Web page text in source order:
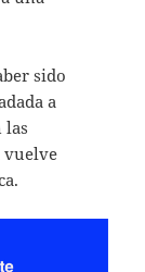
sido
a
las
vuelve